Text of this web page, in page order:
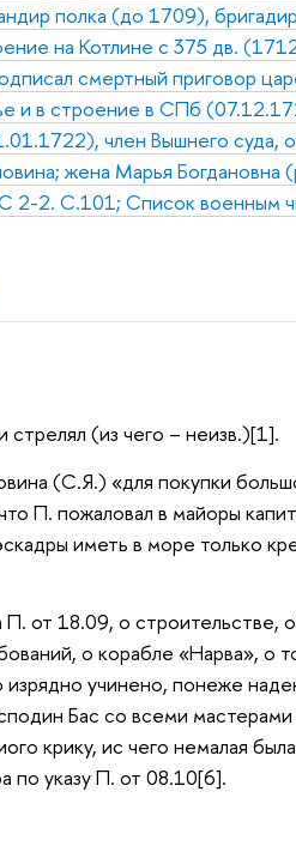
полка (до 1709),
на Котлине с 375 дв.
смертный приговор
и в строение в СПб
член Вышнего суда,
жена Марья Богдановна
2. С.101; Список военным
стрелял (из чего – неизв.)[1].
(С.Я.) «для покупки
П. пожаловал в майоры
иметь в море только
от 18.09, о строительстве,
о корабле «Нарва», о
изрядно учинено, понеже
Бас со всеми
крику, ис чего немалая
по указу П. от 08.10[6].